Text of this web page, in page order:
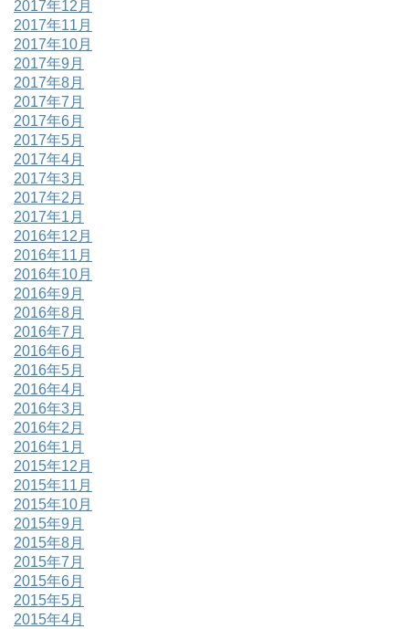
2017年12月
2017年11月
2017年10月
2017年9月
2017年8月
2017年7月
2017年6月
2017年5月
2017年4月
2017年3月
2017年2月
2017年1月
2016年12月
2016年11月
2016年10月
2016年9月
2016年8月
2016年7月
2016年6月
2016年5月
2016年4月
2016年3月
2016年2月
2016年1月
2015年12月
2015年11月
2015年10月
2015年9月
2015年8月
2015年7月
2015年6月
2015年5月
2015年4月